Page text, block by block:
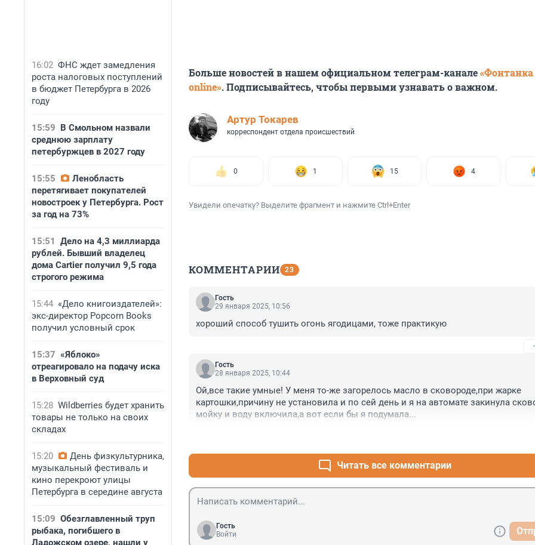
16:02 ФНС ждет замедления
роста налоговых поступлений
в бюджет Петербурга в 2026
году
15:59 В Смольном назвали
среднюю зарплату
петербуржцев в 2027 году
15:55
Ленобласть
перетягивает покупателей
новостроек у Петербурга. Рост
за год на 73%
15:51
Дело на 4,3 миллиарда
рублей. Бывший владелец
дома Cartier получил 9,5 года
строгого режима
15:44 «Дело книгоиздателей»:
экс-директор Popcorn Books
получил условный срок
15:37 «Яблоко»
отреагировало на подачу иска
в Верховный суд
15:28 Wildberries будет хранить
товары не только на своих
складах
15:20
День физкультурника,
музыкальный фестиваль и
кино перекроют улицы
Петербурга в середине августа
15:09 Обезглавленный труп
рыбака, погибшего в
Ладожском озере, нашли у
Больше новостей в нашем официальном телеграм-канале«Фонтанка
online». Подписывайтесь, чтобы первыми узнавать о важном.
Артур Токарев
корреспондент отдела происшествий
0 1 15 4
Увидели опечатку? Выделите фрагмент и нажмите Ctrl+Enter
КОММЕНТАРИИ 23
Гость
29 января 2025, 10:56
хороший способ тушить огонь ягодицами, тоже практикую
Гость
28 января 2025, 10:44
Ой,все такие умные! У меня то-же загорелось масло в сковороде,при жарке
картошки,причину не установила и по сей день и я на автомате закинула
мойку и воду включила,а вот если бы я подумала...
Читать все комментарии
Гость
Войти